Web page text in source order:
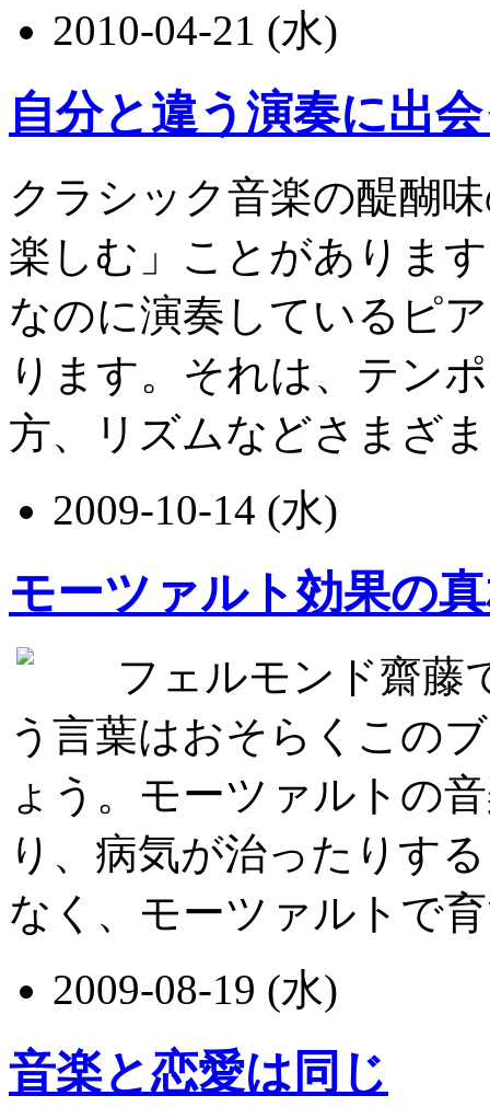
2010-04-21 (水)
自分と違う演奏に出
クラシック音楽の醍醐
楽しむ」ことがありま
なのに演奏しているピ
ります。それは、テン
方、リズムなどさまざ
2009-10-14 (水)
モーツァルト効果の
フェルモンド齋藤
う言葉はおそらくこの
ょう。モーツァルトの
り、病気が治ったりす
なく、モーツァルトで
2009-08-19 (水)
音楽と恋愛は同じ